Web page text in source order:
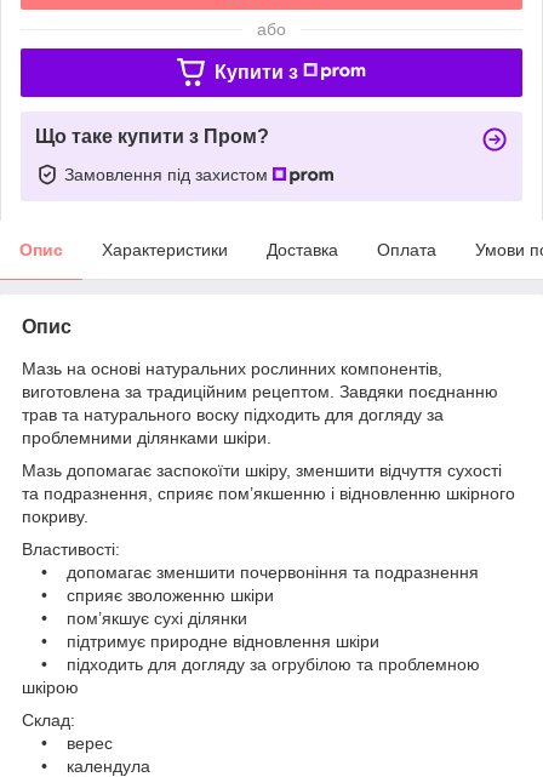
або
Купити з
Що таке купити з Пром?
Замовлення під захистом
Опис Характеристики Доставка Оплата Умови
Опис
Мазь на основі натуральних рослинних компонентів,
виготовлена за традиційним рецептом. Завдяки поєднанню
трав та натурального воску підходить для догляду за
проблемними ділянками шкіри.
Мазь допомагає заспокоїти шкіру, зменшити відчуття сухості
та подразнення, сприяє пом’якшенню і відновленню шкірного
покриву.
Властивості:
• допомагає зменшити почервоніння та подразнення
• сприяє зволоженню шкіри
• пом’якшує сухі ділянки
• підтримує природне відновлення шкіри
• підходить для догляду за огрубілою та проблемною
шкірою
Склад:
• верес
• календула